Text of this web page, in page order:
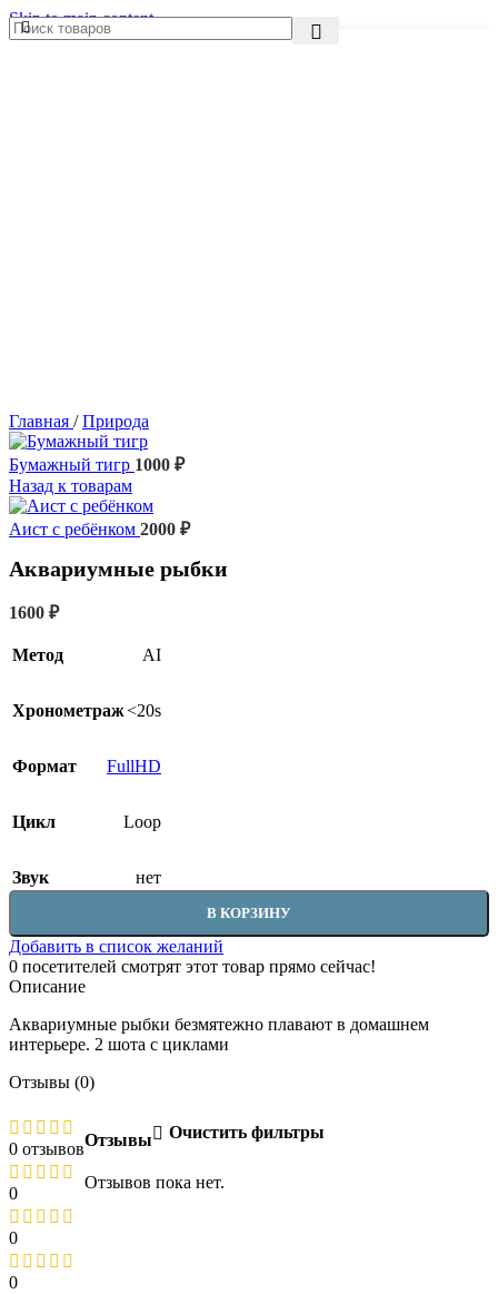
Skip to main content
Главная / Природа
Бумажный тигр 1000 ₽
Назад к товарам
Аист с ребёнком 2000 ₽
Аквариумные рыбки
1600 ₽
Метод AI
Хронометраж<20s
Формат FullHD
Цикл Loop
Звук нет
В КОРЗИНУ
Добавить в список желаний
0 посетителей смотрят этот товар прямо сейчас!
Описание
Аквариумные рыбки безмятежно плавают в домашнем
интерьере. 2 шота с циклами
Отзывы (0)
0 отзывов
0
0
0
Отзывы Очистить фильтры
Отзывов пока нет.